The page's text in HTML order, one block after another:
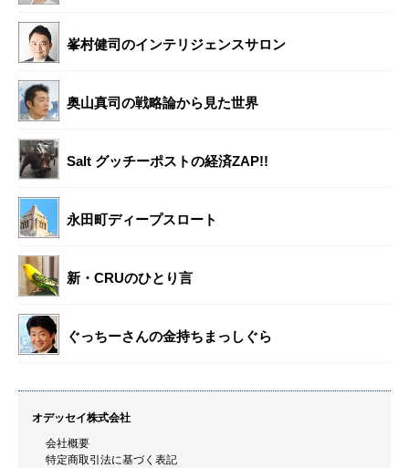
峯村健司のインテリジェンスサロン
奥山真司の戦略論から見た世界
Salt グッチーポストの経済ZAP!!
永田町ディープスロート
新・CRUのひとり言
ぐっちーさんの金持ちまっしぐら
オデッセイ株式会社
会社概要
特定商取引法に基づく表記